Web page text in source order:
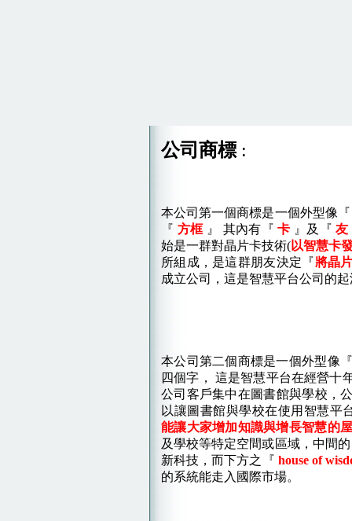
公司商標 :
本公司第一個商標是一個外型像『
『 方框 』 其內有『 卡 』及『 友
始是一群對晶片卡技術(以智慧卡
所組成，是這群朋友決定『將晶
成立公司，這是智慧平台公司的
本公司第二個商標是一個外型像
四個字， 這是智慧平台在經營十
公司客戶集中在圖書館與學校，
以讓圖書館與學校在使用智慧平
能讓大家增加知識與增長智慧的
及學校等特定空間或區域，中間
新科技，而下方之『 house of
的系統能走入國際市場。